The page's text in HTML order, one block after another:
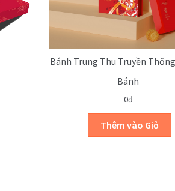
Bánh Trung Thu Truyền
Bánh
0đ